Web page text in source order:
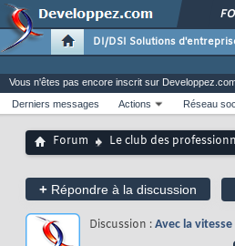
DI/DSI Solutions
Vous n'êtes pas encore inscrit sur
Derniers messages
Actions Réseau
Forum Le club des
+ Répondre à la discussion
Discussion : Avec la